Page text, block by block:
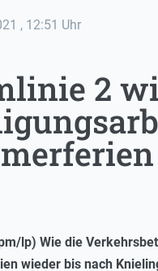
, 12:51 Uhr
2
lp) Wie die
wieder bis nach